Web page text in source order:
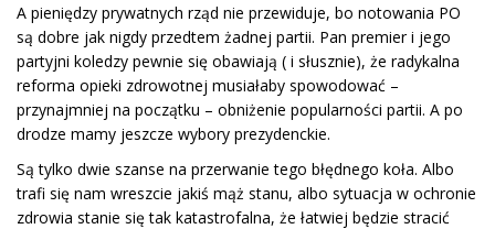
A pieniędzy prywatnych rząd nie przewiduje, bo notowania PO
są dobre jak nigdy przedtem żadnej partii. Pan premier i jego
partyjni koledzy pewnie się obawiają ( i słusznie), że radykalna
reforma opieki zdrowotnej musiałaby spowodować –
przynajmniej na początku – obniżenie popularności partii. A po
drodze mamy jeszcze wybory prezydenckie.
Są tylko dwie szanse na przerwanie tego błędnego koła. Albo
trafi się nam wreszcie jakiś mąż stanu, albo sytuacja w ochronie
zdrowia stanie się tak katastrofalna, że łatwiej będzie stracić